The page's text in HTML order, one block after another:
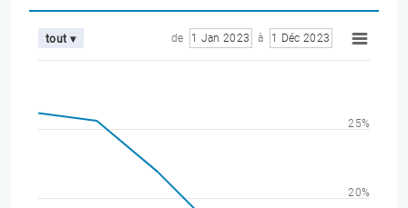
tout ▾ de 1 Jan 2023 à 1 Déc 2023
20%
25%